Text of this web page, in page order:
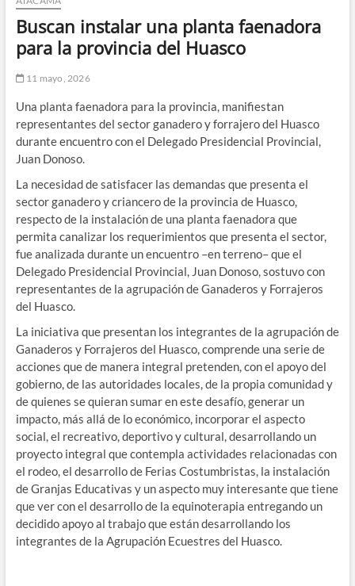
Buscan instalar una planta faenadora
para la provincia del Huasco
11 mayo, 2026
Una planta faenadora para la provincia, manifiestan
representantes del sector ganadero y forrajero del Huasco
durante encuentro con el Delegado Presidencial Provincial,
Juan Donoso.
La necesidad de satisfacer las demandas que presenta el
sector ganadero y criancero de la provincia de Huasco,
respecto de la instalación de una planta faenadora que
permita canalizar los requerimientos que presenta el sector,
fue analizada durante un encuentro –en terreno– que el
Delegado Presidencial Provincial, Juan Donoso, sostuvo con
representantes de la agrupación de Ganaderos y Forrajeros
del Huasco.
La iniciativa que presentan los integrantes de la agrupación de
Ganaderos y Forrajeros del Huasco, comprende una serie de
acciones que de manera integral pretenden, con el apoyo del
gobierno, de las autoridades locales, de la propia comunidad y
de quienes se quieran sumar en este desafío, generar un
impacto, más allá de lo económico, incorporar el aspecto
social, el recreativo, deportivo y cultural, desarrollando un
proyecto integral que contempla actividades relacionadas con
el rodeo, el desarrollo de Ferias Costumbristas, la instalación
de Granjas Educativas y un aspecto muy interesante que tiene
que ver con el desarrollo de la equinoterapia entregando un
decidido apoyo al trabajo que están desarrollando los
integrantes de la Agrupación Ecuestres del Huasco.